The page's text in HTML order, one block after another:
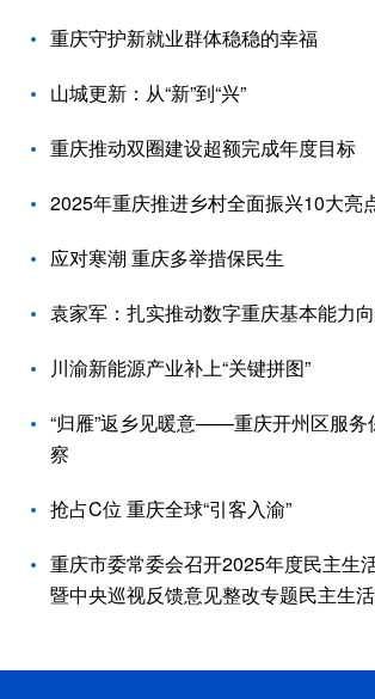
重庆守护新就业群体稳稳的幸福
山城更新：从“新”到“兴”
重庆推动双圈建设超额完成年度目标
2025年重庆推进乡村全面振兴10大亮
应对寒潮 重庆多举措保民生
袁家军：扎实推动数字重庆基本能力
川渝新能源产业补上“关键拼图”
“归雁”返乡见暖意——重庆开州区服务
察
抢占C位 重庆全球“引客入渝”
重庆市委常委会召开2025年度民主生
暨中央巡视反馈意见整改专题民主生